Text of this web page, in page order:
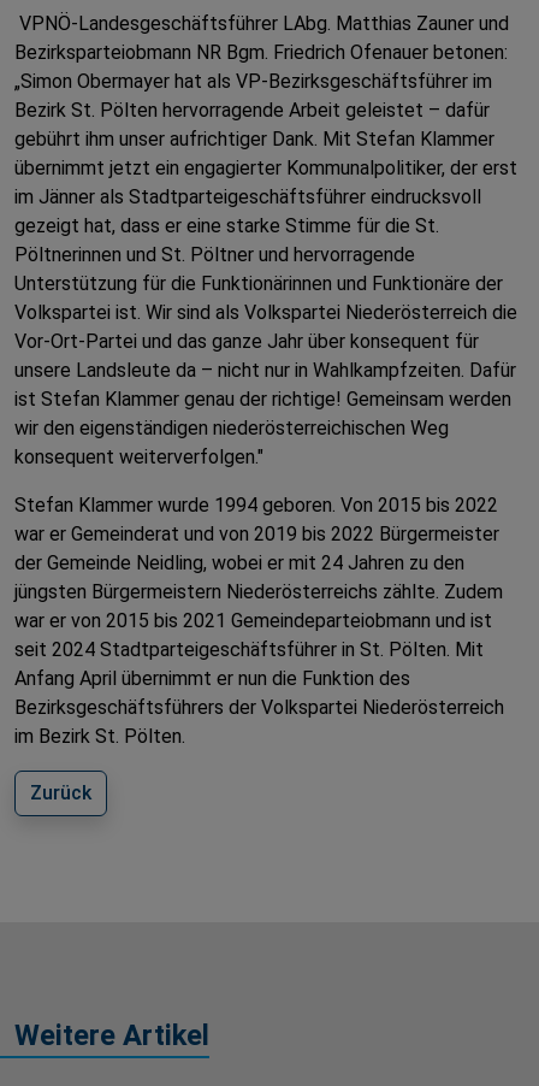
VPNÖ-Landesgeschäftsführer LAbg. Matthias Zauner und
Bezirksparteiobmann NR Bgm. Friedrich Ofenauer betonen:
„Simon Obermayer hat als VP-Bezirksgeschäftsführer im
Bezirk St. Pölten hervorragende Arbeit geleistet – dafür
gebührt ihm unser aufrichtiger Dank. Mit Stefan Klammer
übernimmt jetzt ein engagierter Kommunalpolitiker, der erst
im Jänner als Stadtparteigeschäftsführer eindrucksvoll
gezeigt hat, dass er eine starke Stimme für die St.
Pöltnerinnen und St. Pöltner und hervorragende
Unterstützung für die Funktionärinnen und Funktionäre der
Volkspartei ist. Wir sind als Volkspartei Niederösterreich die
Vor-Ort-Partei und das ganze Jahr über konsequent für
unsere Landsleute da – nicht nur in Wahlkampfzeiten. Dafür
ist Stefan Klammer genau der richtige! Gemeinsam werden
wir den eigenständigen niederösterreichischen Weg
konsequent weiterverfolgen."
Stefan Klammer wurde 1994 geboren. Von 2015 bis 2022
war er Gemeinderat und von 2019 bis 2022 Bürgermeister
der Gemeinde Neidling, wobei er mit 24 Jahren zu den
jüngsten Bürgermeistern Niederösterreichs zählte. Zudem
war er von 2015 bis 2021 Gemeindeparteiobmann und ist
seit 2024 Stadtparteigeschäftsführer in St. Pölten. Mit
Anfang April übernimmt er nun die Funktion des
Bezirksgeschäftsführers der Volkspartei Niederösterreich
im Bezirk St. Pölten.
Zurück
Weitere Artikel